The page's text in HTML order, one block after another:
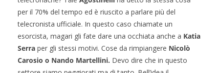
per il 70% del tempo ed è riuscito a parlare più del
telecronista ufficiale. In questo caso chiamate un
esorcista, magari gli fate dare una occhiata anche a Katia
Serra per gli stessi motivi. Cose da rimpiangere Nicolò
Carosio o Nando Martellini. Devo dire che in questo